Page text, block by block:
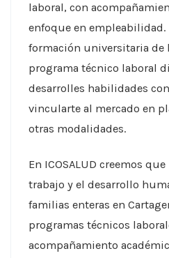
laboral, con
enfoque en empleabilidad.
formación universitaria de
programa técnico laboral
desarrolles habilidades
vincularte al mercado en
otras modalidades.
En ICOSALUD creemos
trabajo y el desarrollo
familias enteras en
programas técnicos
acompañamiento